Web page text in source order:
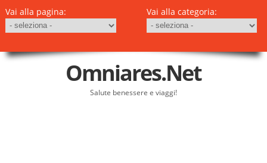
Vai alla pagina: Vai alla categoria:
Omniares.net
Salute benessere e viaggi!